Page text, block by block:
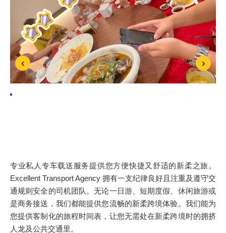
‹ ›
专业私人专车载送服务提供您方便快捷又舒适的新柔之旅。
Excellent Transport Agency 拥有一支纪律良好且注重及遵守交
通规则安全的司机团队。无论一日游、短期度假、休闲旅游或
是商务接送，我们都能提供您流畅的新柔跨境体验。我们能为
您提供客制化的旅程时间表，让您无需处在新柔跨境时的拥挤
人龙及公共交通里。